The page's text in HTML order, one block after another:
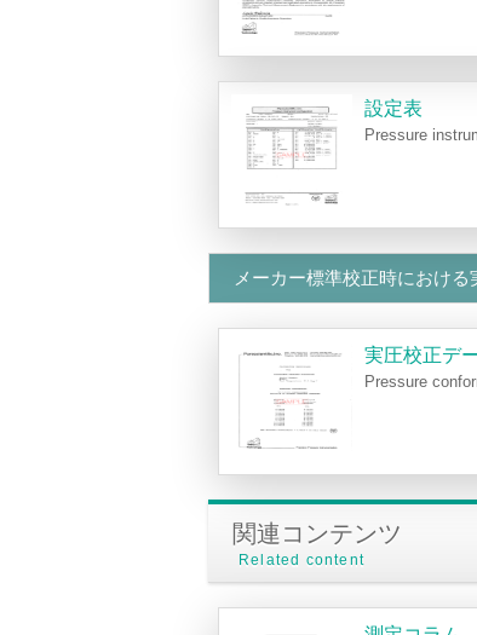
設定表
Pressure
メーカー標準校正時における
実圧校正デ
Pressure
関連コンテンツ
Related content